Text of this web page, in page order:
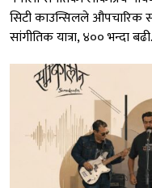
सिटी काउन्सिलले औपचारिक
सांगीतिक यात्रा, ४०० भन्दा